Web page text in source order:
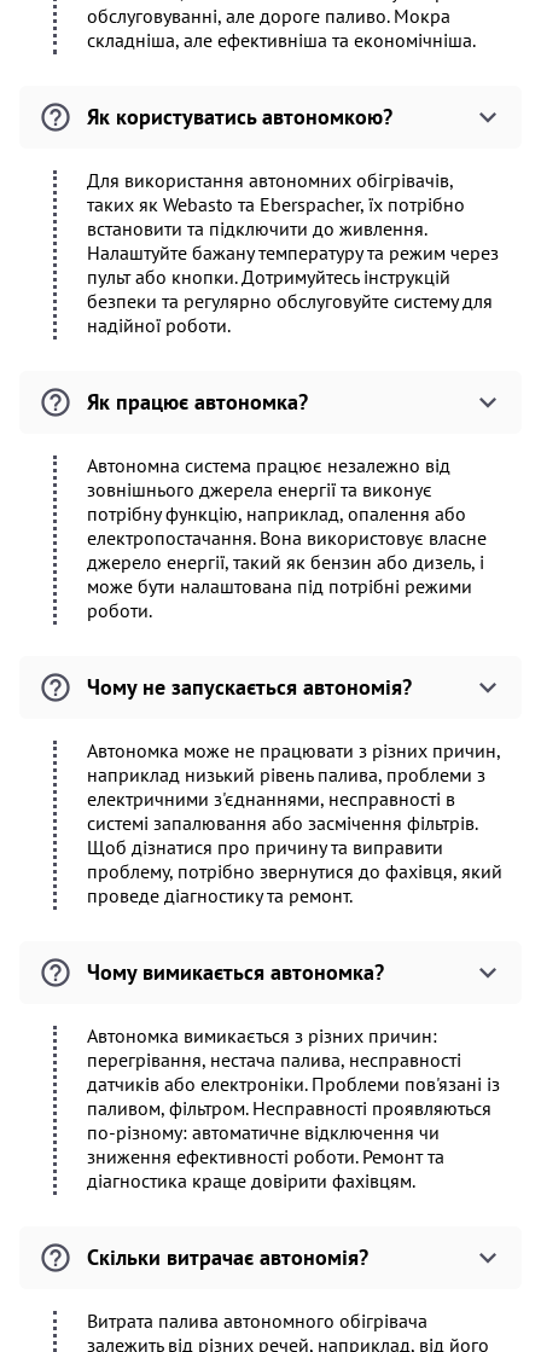
обслуговуванні, але дороге паливо. Мокра
складніша, але ефективніша та економічніша.
Як користуватись автономкою?
Для використання автономних обігрівачів,
таких як Webasto та Eberspacher, їх потрібно
встановити та підключити до живлення.
Налаштуйте бажану температуру та режим через
пульт або кнопки. Дотримуйтесь інструкцій
безпеки та регулярно обслуговуйте систему для
надійної роботи.
Як працює автономка?
Автономна система працює незалежно від
зовнішнього джерела енергії та виконує
потрібну функцію, наприклад, опалення або
електропостачання. Вона використовує власне
джерело енергії, такий як бензин або дизель, і
може бути налаштована під потрібні режими
роботи.
Чому не запускається автономія?
Автономка може не працювати з різних причин,
наприклад низький рівень палива, проблеми з
електричними з'єднаннями, несправності в
системі запалювання або засмічення фільтрів.
Щоб дізнатися про причину та виправити
проблему, потрібно звернутися до фахівця, який
проведе діагностику та ремонт.
Чому вимикається автономка?
Автономка вимикається з різних причин:
перегрівання, нестача палива, несправності
датчиків або електроніки. Проблеми пов'язані із
паливом, фільтром. Несправності проявляються
по-різному: автоматичне відключення чи
зниження ефективності роботи. Ремонт та
діагностика краще довірити фахівцям.
Скільки витрачає автономія?
Витрата палива автономного обігрівача
залежить від різних речей, наприклад, від його